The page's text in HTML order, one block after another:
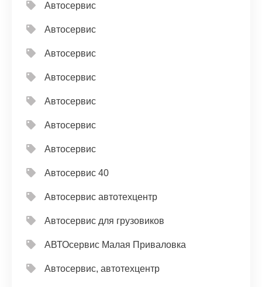
Автосервис
Автосервис
Автосервис
Автосервис
Автосервис
Автосервис
Автосервис
Автосервис 40
Автосервис автотехцентр
Автосервис для грузовиков
АВТОсервис Малая Приваловка
Автосервис, автотехцентр